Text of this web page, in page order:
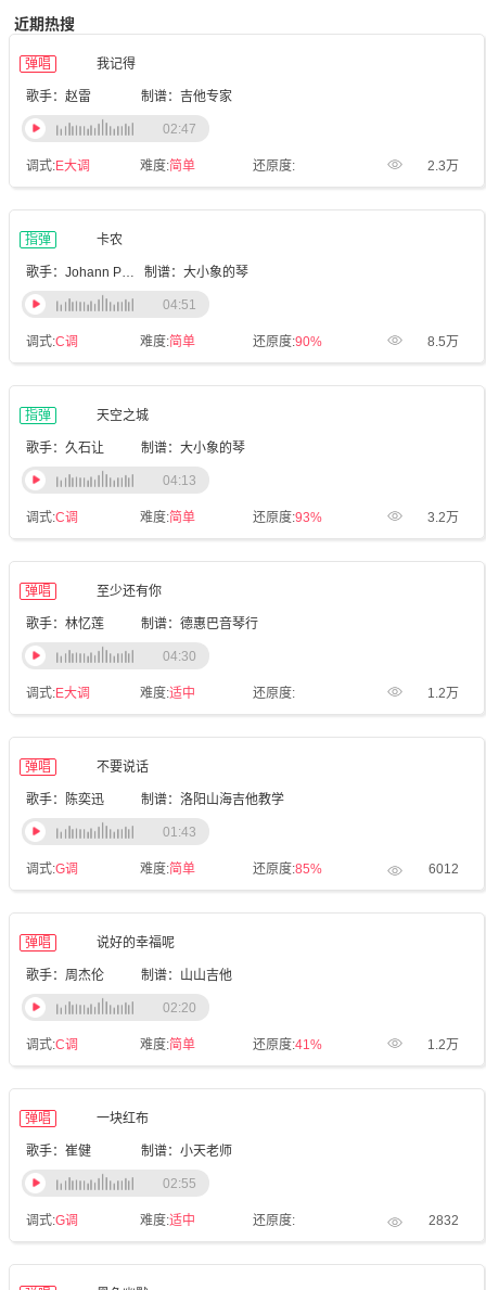
近期热搜
弹唱 我记得
歌手：赵雷 制谱：吉他专家
调式:E大调 难度:简单 还原度: 2.3万
02:47
指弹 卡农
歌手：Johann Pachelbel 制谱：大小象的琴
调式:C调 难度:简单 还原度:90% 8.5万
04:51
指弹 天空之城
歌手：久石让 制谱：大小象的琴
调式:C调 难度:简单 还原度:93% 3.2万
04:13
弹唱 至少还有你
歌手：林忆莲 制谱：德惠巴音琴行
调式:E大调 难度:适中 还原度: 1.2万
04:30
弹唱 不要说话
歌手：陈奕迅 制谱：洛阳山海吉他教学
调式:G调 难度:简单 还原度:85% 6012
01:43
弹唱 说好的幸福呢
歌手：周杰伦 制谱：山山吉他
调式:C调 难度:简单 还原度:41% 1.2万
02:20
弹唱 一块红布
歌手：崔健 制谱：小天老师
调式:G调 难度:适中 还原度: 2832
02:55